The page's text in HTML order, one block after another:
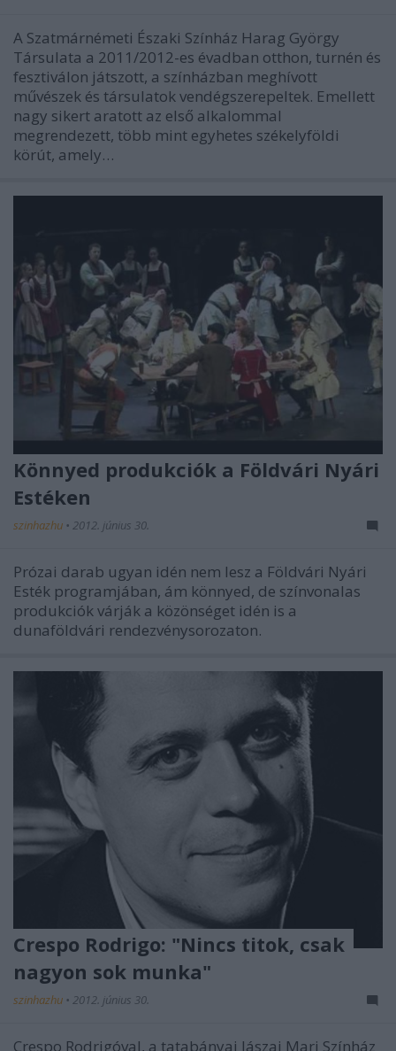
A Szatmárnémeti Északi Színház Harag György
Társulata a 2011/2012-es évadban otthon, turnén és
fesztiválon játszott, a színházban meghívott
művészek és társulatok vendégszerepeltek. Emellett
nagy sikert aratott az első alkalommal
megrendezett, több mint egyhetes székelyföldi
körút, amely…
Könnyed produkciók a Földvári Nyári
Estéken
szinhazhu • 2012. június 30.
Prózai darab ugyan idén nem lesz a Földvári Nyári
Esték programjában, ám könnyed, de színvonalas
produkciók várják a közönséget idén is a
dunaföldvári rendezvénysorozaton.
Crespo Rodrigo: "Nincs titok, csak
nagyon sok munka"
szinhazhu • 2012. június 30.
Crespo Rodrigóval, a tatabányai Jászai Mari Színház